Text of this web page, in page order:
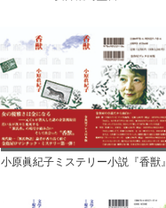
小原眞紀子ミステリー小説『香獣』